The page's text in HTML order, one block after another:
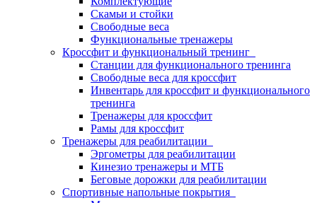
Скамьи и стойки
Свободные веса
Функциональные тренажеры
Кроссфит и функциональный тренинг
Станции для функционального тренинга
Свободные веса для кроссфит
Инвентарь для кроссфит и функционального
тренинга
Тренажеры для кроссфит
Рамы для кроссфит
Тренажеры для реабилитации
Эргометры для реабилитации
Кинезио тренажеры и МТБ
Беговые дорожки для реабилитации
Спортивные напольные покрытия